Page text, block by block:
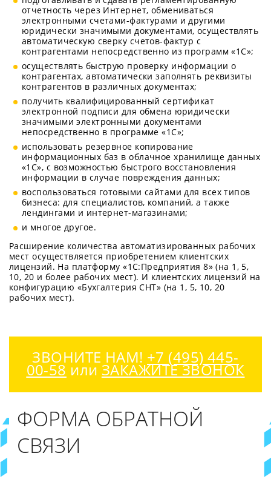
отчетность через Интернет, обмениваться
электронными счетами-фактурами и другими
юридически значимыми документами, осуществлять
автоматическую сверку счетов-фактур с
контрагентами непосредственно из программ «1С»;
осуществлять быструю проверку информации о
контрагентах, автоматически заполнять реквизиты
контрагентов в различных документах;
получить квалифицированный сертификат
электронной подписи для обмена юридически
значимыми электронными документами
непосредственно в программе «1С»;
использовать резервное копирование
информационных баз в облачное хранилище данных
«1С», с возможностью быстрого восстановления
информации в случае повреждения данных;
воспользоваться готовыми сайтами для всех типов
бизнеса: для специалистов, компаний, а также
лендингами и интернет-магазинами;
и многое другое.
Расширение количества автоматизированных рабочих
мест осуществляется приобретением клиентских
лицензий. На платформу «1С:Предприятия 8» (на 1, 5,
10, 20 и более рабочих мест). И клиентских лицензий на
конфигурацию «Бухгалтерия СНТ» (на 1, 5, 10, 20
рабочих мест).
ЗВОНИТЕ НАМ! +7 (495) 445-
00-58 или ЗАКАЖИТЕ ЗВОНОК
ФОРМА ОБРАТНОЙ
СВЯЗИ